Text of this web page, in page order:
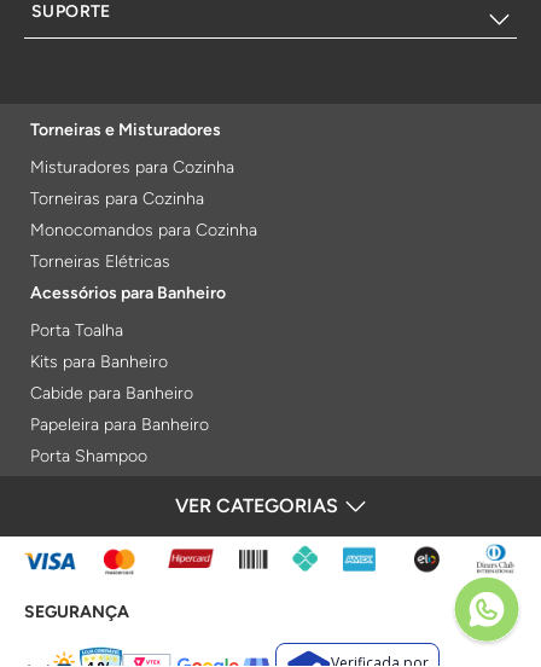
SUPORTE
Torneiras e Misturadores
Misturadores para Cozinha
Torneiras para Cozinha
Monocomandos para Cozinha
Torneiras Elétricas
Acessórios para Banheiro
Porta Toalha
Kits para Banheiro
Cabide para Banheiro
Papeleira para Banheiro
Porta Shampoo
Porta Toalha Aquecido
Gabinetes para Banheiro
Lixeiras
Acabamentos e Registros
VER CATEGORIAS
FORMAS DE PAGAMENTO
SEGURANÇA
Verificada por